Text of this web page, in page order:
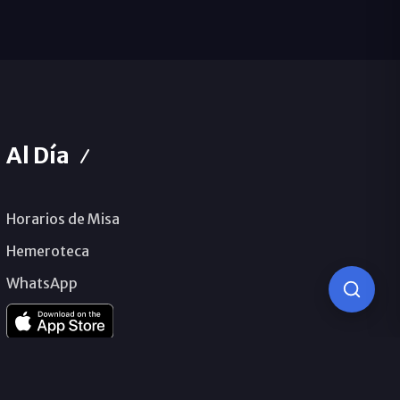
Al Día
Horarios de Misa
Hemeroteca
WhatsApp